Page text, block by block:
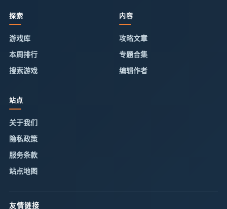
探索
游戏库
本周排行
搜索游戏
内容
攻略文章
专题合集
编辑作者
站点
关于我们
隐私政策
服务条款
站点地图
友情链接